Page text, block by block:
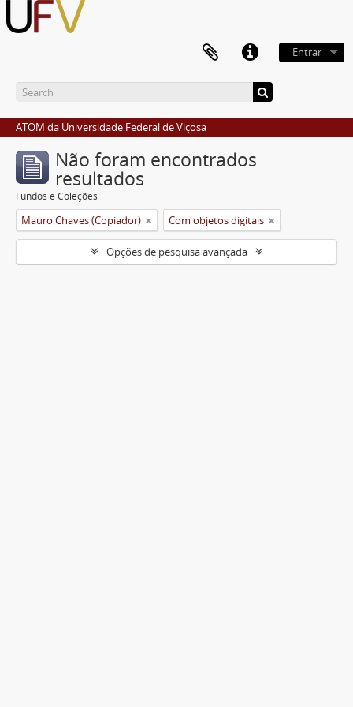
Entrar
ATOM da Universidade Federal de Viçosa
Não foram encontrados
resultados
Fundos e Coleções
Mauro Chaves (Copiador) Com objetos digitais
Opções de pesquisa avançada